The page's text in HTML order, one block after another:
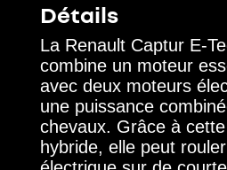
Détails
La Renault Captur E-
combine un moteur
avec deux moteurs
une puissance
chevaux. Grâce à
hybride, elle peut